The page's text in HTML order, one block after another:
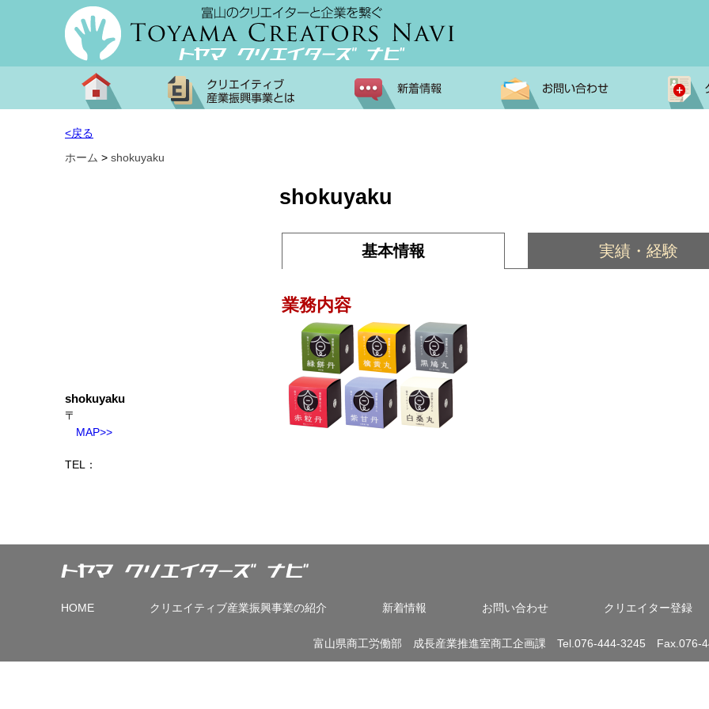
<戻る
ホーム > shokuyaku
shokuyaku
〒
MAP>>
TEL：
shokuyaku
基本情報 実績・経験
業務内容
HOME クリエイティブ産業振興事業の紹介 新着情報 お問い合わせ クリエイター登録
富山県商工労働部 成長産業推進室商工企画課 Tel.076-444-3245 Fax.076-